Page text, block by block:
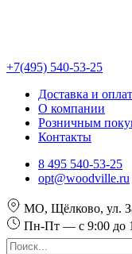
+7(495) 540-53-25
Доставка и
О компании
Розничным
Контакты
8 495 540-53-25
opt@woodville.ru
МО, Щёлково, ул.
Пн-Пт — с 9:00 до